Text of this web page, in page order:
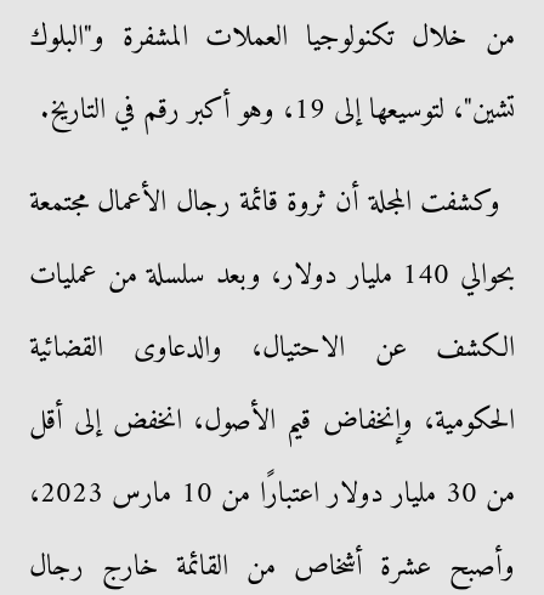
من خلال تكنولوجيا العملات المشفرة و"البلوك
تشين"، لتوسيعها إلى 19، وهو أكبر رقم في التاريخ.
وكشفت المجلة أن ثروة قائمة رجال الأعمال مجتمعة
بحوالي 140 مليار دولار، وبعد سلسلة من عمليات
الكشف عن الاحتيال، والدعاوى القضائية
الحكومية، وإنخفاض قيم الأصول، انخفض إلى أقل
من 30 مليار دولار اعتبارًا من 10 مارس 2023،
وأصبح عشرة أشخاص من القائمة خارج رجال